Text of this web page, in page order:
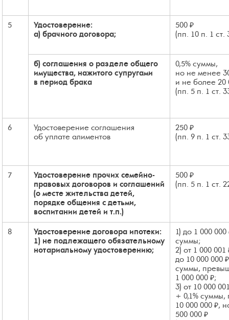
5
Удостоверение:
а) брачного договора;
500 ₽
(пп. 10 п. 1 ст.
б) соглашения о разделе общего
имущества, нажитого супругами
в период брака
0,5% суммы,
но не менее
и не более 20
(пп. 5 п. 1 ст.
6
Удостоверение соглашения
об уплате алиментов
250 ₽
(пп. 9 п. 1 ст.
7
Удостоверение прочих семейно-
правовых договоров и соглашений
(о месте жительства детей,
порядке общения с детьми,
воспитании детей и т.п.)
500 ₽
(пп. 5 п. 1 ст.
8
Удостоверение договора ипотеки:
1) не подлежащего обязательному
нотариальному удостоверению;
1) до 1 000
суммы;
2) от 1 000 001
до 10 000 000
суммы,
1 000 000 ₽;
3) от 10 000
+ 0,1%
10 000 000 ₽,
500 000 ₽